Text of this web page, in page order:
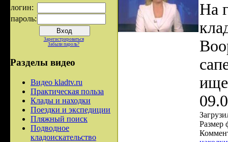
логин:
пароль:
Зарегистрироваться
Забыли пароль?
Разделы видео
Видео kladtv.ru
Практическая польза
Клады и находки
Поездки и экспедиции
Пляжный поиск
Подводное
кладоискательство
На
Размер